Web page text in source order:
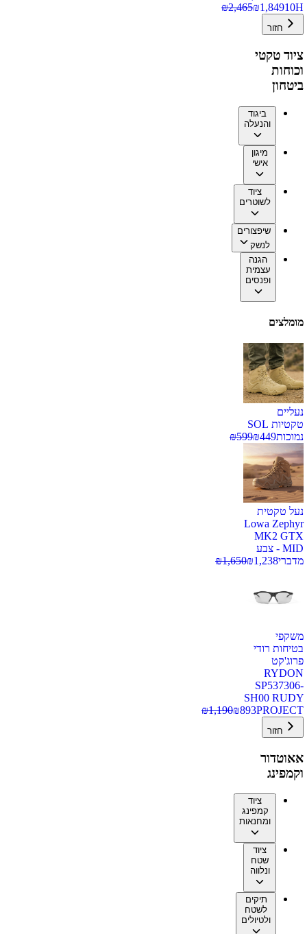
10H
₪1,849
₪2,465
חזור
ציוד טקטי
וכוחות
ביטחון
ביגוד
והנעלה
מיגון
אישי
ציוד
לשוטרים
שיפצורים
לנשק
הגנה
עצמית
ופנסים
מומלצים
נעליים
טקטיות SOL
נמוכות
₪449
₪599
נעל טקטית
Lowa Zephyr
MK2 GTX
MID - צבע
מדברי
₪1,238
₪1,650
משקפי
בטיחות רודי
פרוג'קט
RYDON
SP537306-
SH00 RUDY
PROJECT
₪893
₪1,190
חזור
אאוטדור
וקמפינג
ציוד
קמפינג
ומחנאות
ציוד
שטח
ונלווה
תיקים
לשטח
ולטיולים